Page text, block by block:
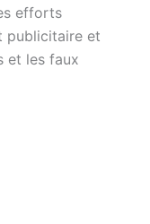
efforts
publicitaire et
et les faux